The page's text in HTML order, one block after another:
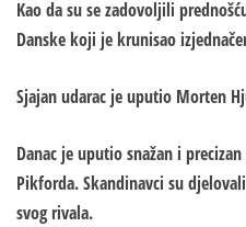
Kao da su se zadovoljili
Danske koji je krunisao
Sjajan udarac je uputio Morten
Danac je uputio snažan i
Pikforda. Skandinavci su
svog rivala.